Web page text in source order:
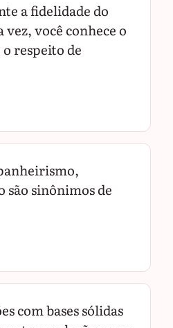
a fidelidade do
você conhece o
respeito de
são sinônimos de
com bases sólidas